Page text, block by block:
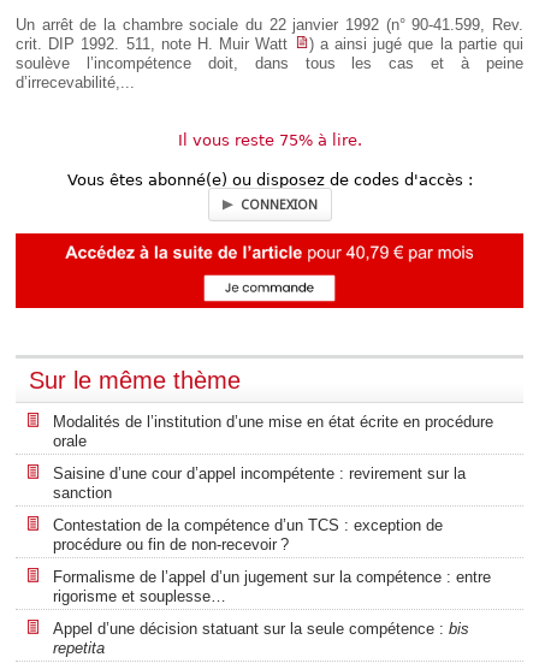
Un arrêt de la chambre sociale du 22 janvier 1992 (n° 90-41.599, Rev.
crit. DIP 1992. 511, note H. Muir Watt
) a ainsi jugé que la partie qui
soulève l’incompétence doit, dans tous les cas et à peine
d’irrecevabilité,...
Il vous reste 75% à lire.
Vous êtes abonné(e) ou disposez de codes d'accès :
CONNEXION
Sur le même thème
Modalités de l’institution d’une mise en état écrite en procédure
orale
Saisine d’une cour d’appel incompétente : revirement sur la
sanction
Contestation de la compétence d’un TCS : exception de
procédure ou fin de non-recevoir ?
Formalisme de l’appel d’un jugement sur la compétence : entre
rigorisme et souplesse…
Appel d’une décision statuant sur la seule compétence : bis
repetita